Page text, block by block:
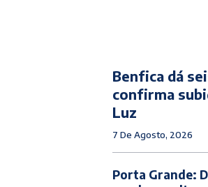
Benfica dá
confirma
Luz
7 De Agosto, 2026
Porta Grande: